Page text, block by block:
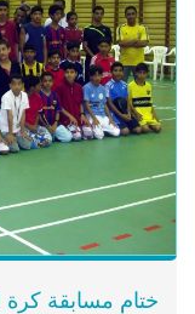
ختام مسابقة كرة